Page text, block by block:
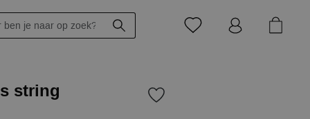
string